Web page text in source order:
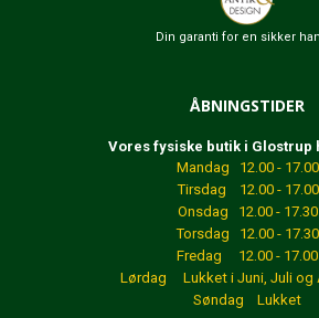
Din garanti for en sikker
ÅBNINGSTIDER
Vores fysiske butik i Glostrup
Mandag 12.00 - 17.00
Tirsdag 12.00 - 17.00
Onsdag 12.00 - 17.30
Torsdag 12.00 - 17.30
Fredag 12.00 - 17.00
Lørdag Lukket i Juni, Juli
Søndag Lukket